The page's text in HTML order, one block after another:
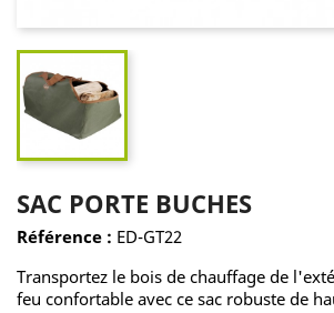
SAC PORTE BUCHES
Référence : ED-GT22
Transportez le bois de chauffage de
feu confortable avec ce sac robuste de